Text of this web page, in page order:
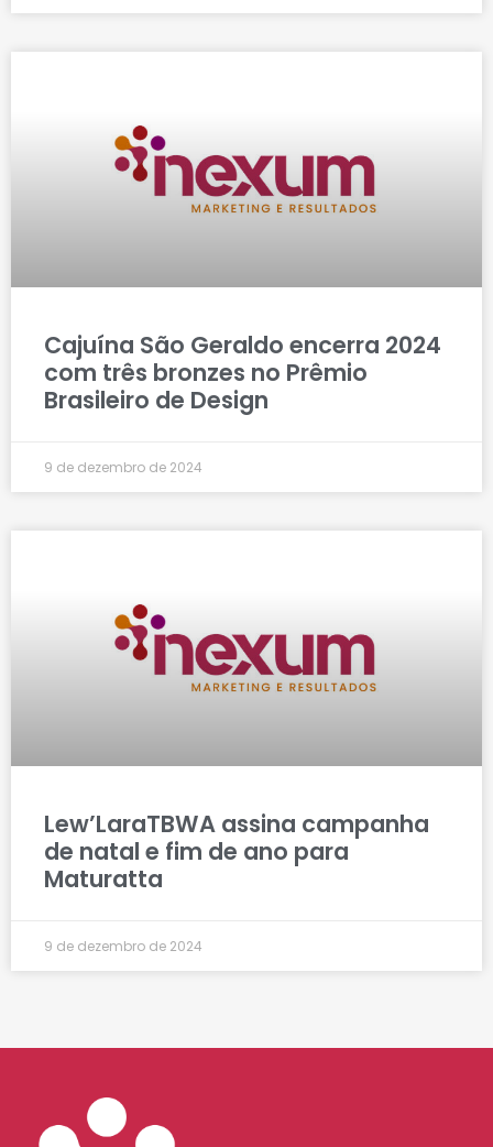
Cajuína São Geraldo encerra 2024
com três bronzes no Prêmio
Brasileiro de Design
9 de dezembro de 2024
Lew’LaraTBWA assina campanha
de natal e fim de ano para
Maturatta
9 de dezembro de 2024